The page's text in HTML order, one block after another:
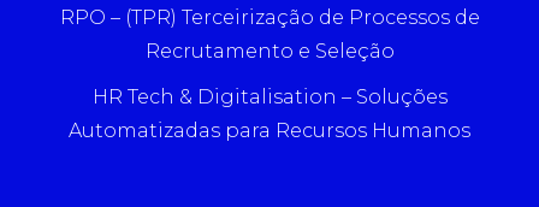
RPO – (TPR) Terceirização de Processos de
Recrutamento e Seleção
HR Tech & Digitalisation – Soluções
Automatizadas para Recursos Humanos